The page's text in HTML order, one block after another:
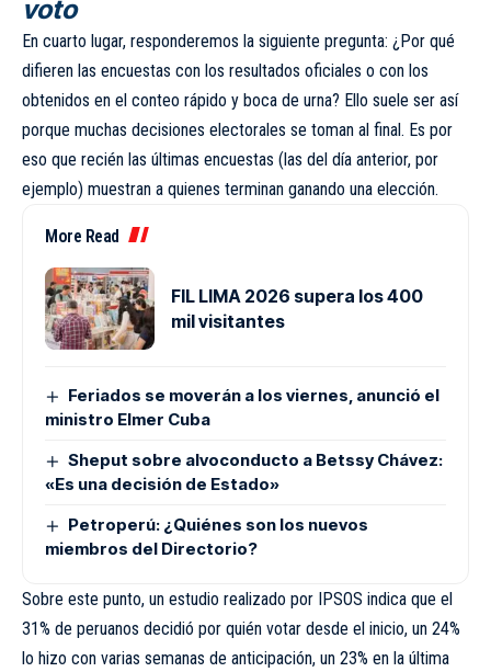
voto
En cuarto lugar, responderemos la siguiente pregunta: ¿Por qué
difieren las encuestas con los resultados oficiales o con los
obtenidos en el conteo rápido y boca de urna? Ello suele ser así
porque muchas decisiones electorales se toman al final. Es por
eso que recién las últimas encuestas (las del día anterior, por
ejemplo) muestran a quienes terminan ganando una elección.
More Read
FIL LIMA 2026 supera los 400
mil visitantes
Feriados se moverán a los viernes, anunció el
ministro Elmer Cuba
Sheput sobre alvoconducto a Betssy Chávez:
«Es una decisión de Estado»
Petroperú: ¿Quiénes son los nuevos
miembros del Directorio?
Sobre este punto, un estudio realizado por IPSOS indica que el
31% de peruanos decidió por quién votar desde el inicio, un 24%
lo hizo con varias semanas de anticipación, un 23% en la última